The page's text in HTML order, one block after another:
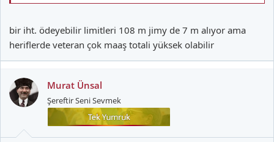
bir iht. ödeyebilir limitleri 108 m jimy de 7 m alıyor ama
heriflerde veteran çok maaş totali yüksek olabilir
Murat Ünsal
Şereftir Seni Sevmek